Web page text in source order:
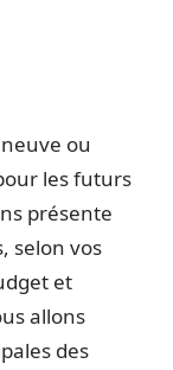
ou
les futurs
présente
selon vos
et
allons
des